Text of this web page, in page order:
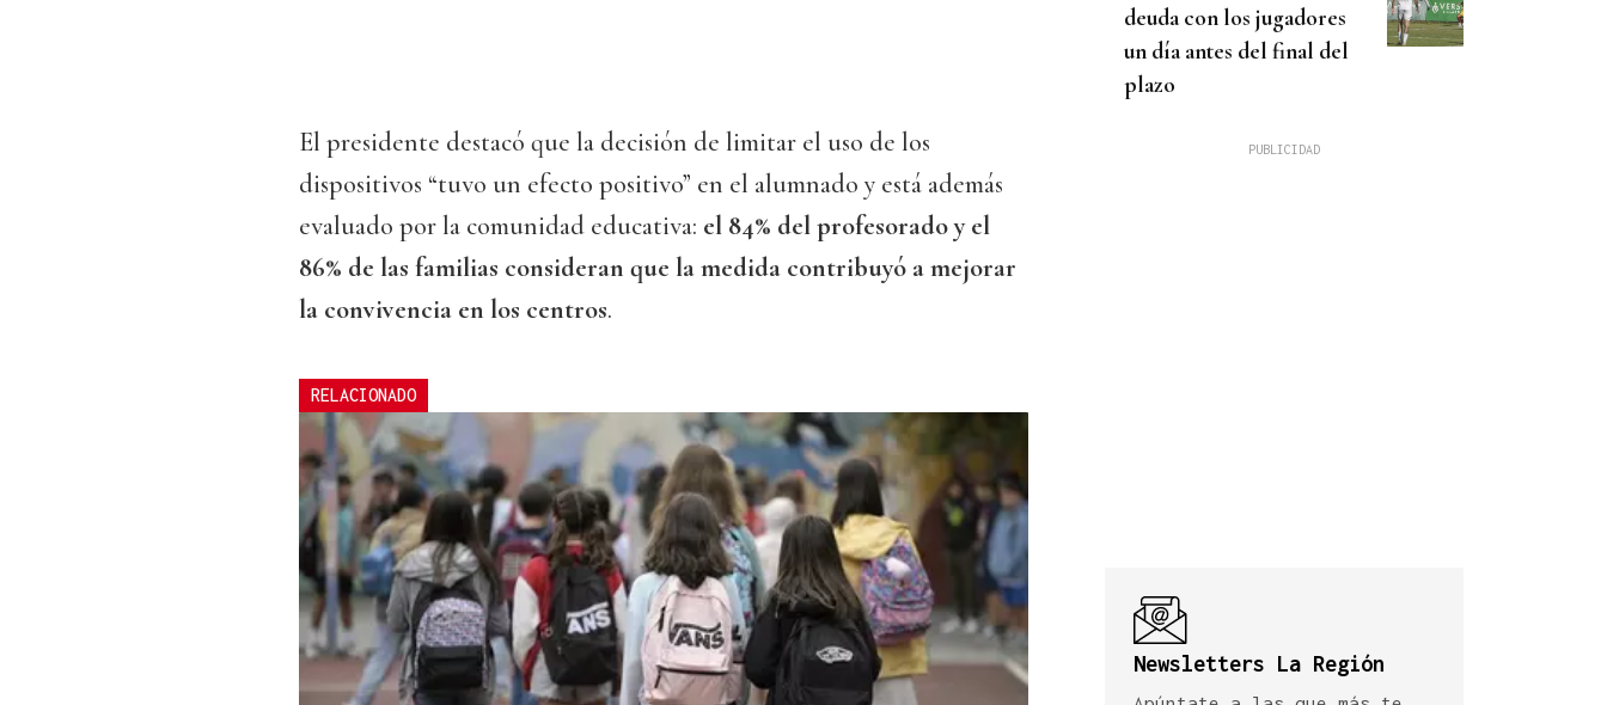
El presidente destacó que la decisión de limitar el uso de los
dispositivos “tuvo un efecto positivo” en el alumnado y está además
evaluado por la comunidad educativa: el 84% del profesorado y el
86% de las familias consideran que la medida contribuyó a mejorar
la convivencia en los centros.
RELACIONADO
deuda con los jugadores
un día antes del final del
plazo
Newsletters La Región